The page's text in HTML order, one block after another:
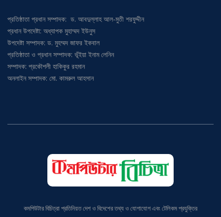
প্রতিষ্ঠাতা প্রধান সম্পাদক: ড. আবদুল্লাহ আল-মুতী শরফুদ্দীন
প্রধান উপদেষ্টা: অধ্যাপক মুহাম্মদ ইউনুস
উপদেষ্টা সম্পাদক: ড. মুহম্মদ জাফর ইকবাল
প্রতিষ্ঠাতা ও প্রধান সম্পাদক: ভূঁইয়া ইনাম লেনিন
সম্পাদক: প্রকৌশলী হাকিকুর রহমান
অনলাইন সম্পাদক: মো. কামরুল আহসান
কমপিউটার বিচিত্রা প্রতিনিয়ত দেশ ও বিদেশের তথ্য ও যোগাযোগ এবং টেলিকম প্রযুক্তির